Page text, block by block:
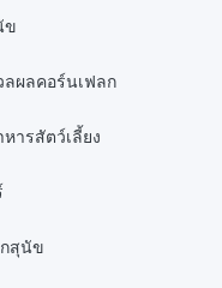
ข
ลผลคอร์นเฟลก
ารสัตว์เลี้ยง
สุนัข